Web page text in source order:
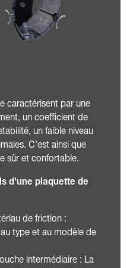
caractérisent par une
un coefficient de
un faible niveau
C'est ainsi que
sûr et confortable.
d'une plaquette de
de friction :
type et au modèle de
intermédiaire : La